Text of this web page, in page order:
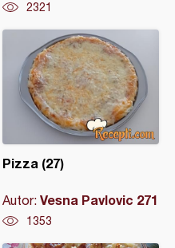
2321
Pizza (27)
Autor: Vesna Pavlovic 271
1353